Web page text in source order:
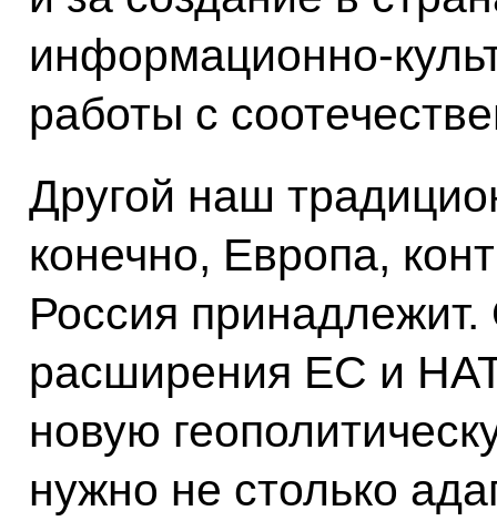
информационно-
работы с
Другой наш
конечно, Европа,
Россия
расширения ЕС и
новую
нужно не столько